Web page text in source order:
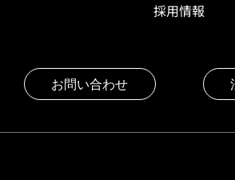
採用情報
お問い合わせ